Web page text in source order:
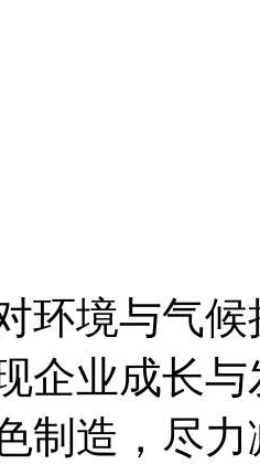
环境与气候
企业成长
制造，